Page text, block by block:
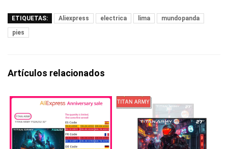
ETIQUETAS: Aliexpress electrica lima
mundopanda
pies
Artículos relacionados